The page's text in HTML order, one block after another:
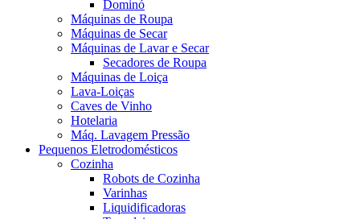
Dominó
Máquinas de Roupa
Máquinas de Secar
Máquinas de Lavar e Secar
Secadores de Roupa
Máquinas de Loiça
Lava-Loiças
Caves de Vinho
Hotelaria
Máq. Lavagem Pressão
Pequenos Eletrodomésticos
Cozinha
Robots de Cozinha
Varinhas
Liquidificadoras